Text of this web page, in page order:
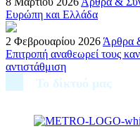
Ευρώπη και Ελλάδα
2 Φεβρουαρίου 2026 Άρθρα
Επιτροπή αναθεωρεί τους
αντιστάθμιση
Το δίκτυό μας